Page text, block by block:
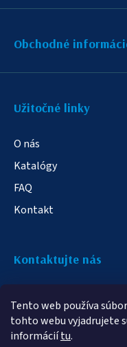
Tento web používa
tohto webu vyjadrujete
informáciítu.
Obchodné
Užitočné linky
O nás
Katalógy
FAQ
Kontakt
Kontaktujte nás
info@elampa.sk